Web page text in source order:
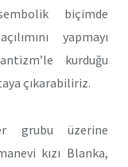
biçimde
yapmayı
kurduğu
çıkarabiliriz.
grubu üzerine
kızı Blanka,